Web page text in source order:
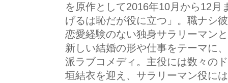
を原作として2016年10月から12
げるは恥だが役に立つ」。職ナシ
恋愛経験のない独身サラリーマン
新しい結婚の形や仕事をテーマに
派ラブコメディ。主役には数々の
垣結衣を迎え、サラリーマン役に